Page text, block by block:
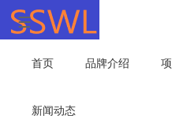
首页 品牌介绍
新闻动态